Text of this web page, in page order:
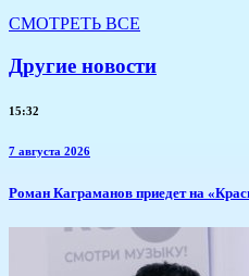
СМОТРЕТЬ ВСЕ
Другие новости
15:32
7 августа 2026
​Роман Каграманов приедет на